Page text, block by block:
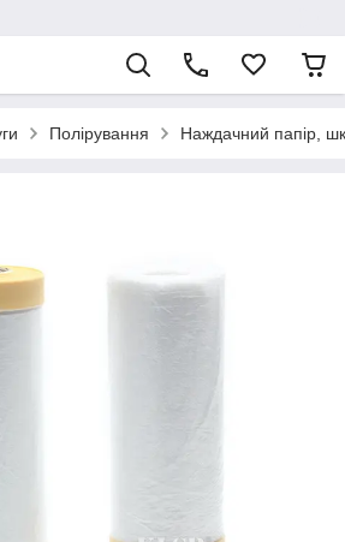
Полірування Наждачний папір,